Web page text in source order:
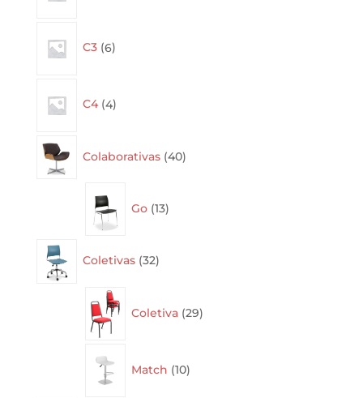
C3 6products
C4 4products
Colaborativas 40products
Go 13products
Coletivas 32products
Coletiva 29products
Match 10products